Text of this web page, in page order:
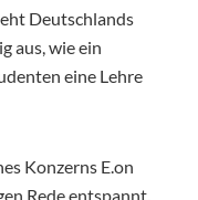
Deutschlands
aus, wie ein
eine Lehre
Konzerns E.on
Rede entspannt.